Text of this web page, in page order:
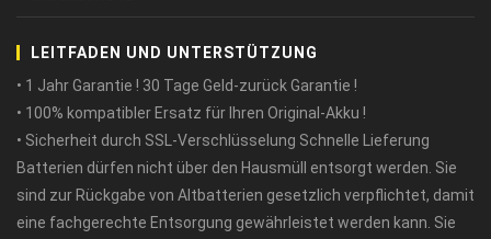
LEITFADEN UND UNTERSTÜTZUNG
• 1 Jahr Garantie ! 30 Tage Geld-zurück Garantie !
• 100% kompatibler Ersatz für Ihren Original-Akku !
• Sicherheit durch SSL-Verschlüsselung Schnelle Lieferung
Batterien dürfen nicht über den Hausmüll entsorgt werden. Sie
sind zur Rückgabe von Altbatterien gesetzlich verpflichtet, damit
eine fachgerechte Entsorgung gewährleistet werden kann. Sie